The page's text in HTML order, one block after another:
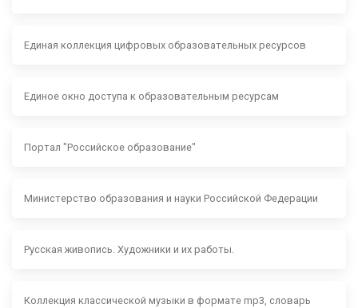
Единая коллекция цифровых образовательных ресурсов
Единое окно доступа к образовательным ресурсам
Портал "Российское образование"
Министерство образования и науки Российской Федерации
Русская живопись. Художники и их работы.
Коллекция классической музыки в формате mp3, словарь